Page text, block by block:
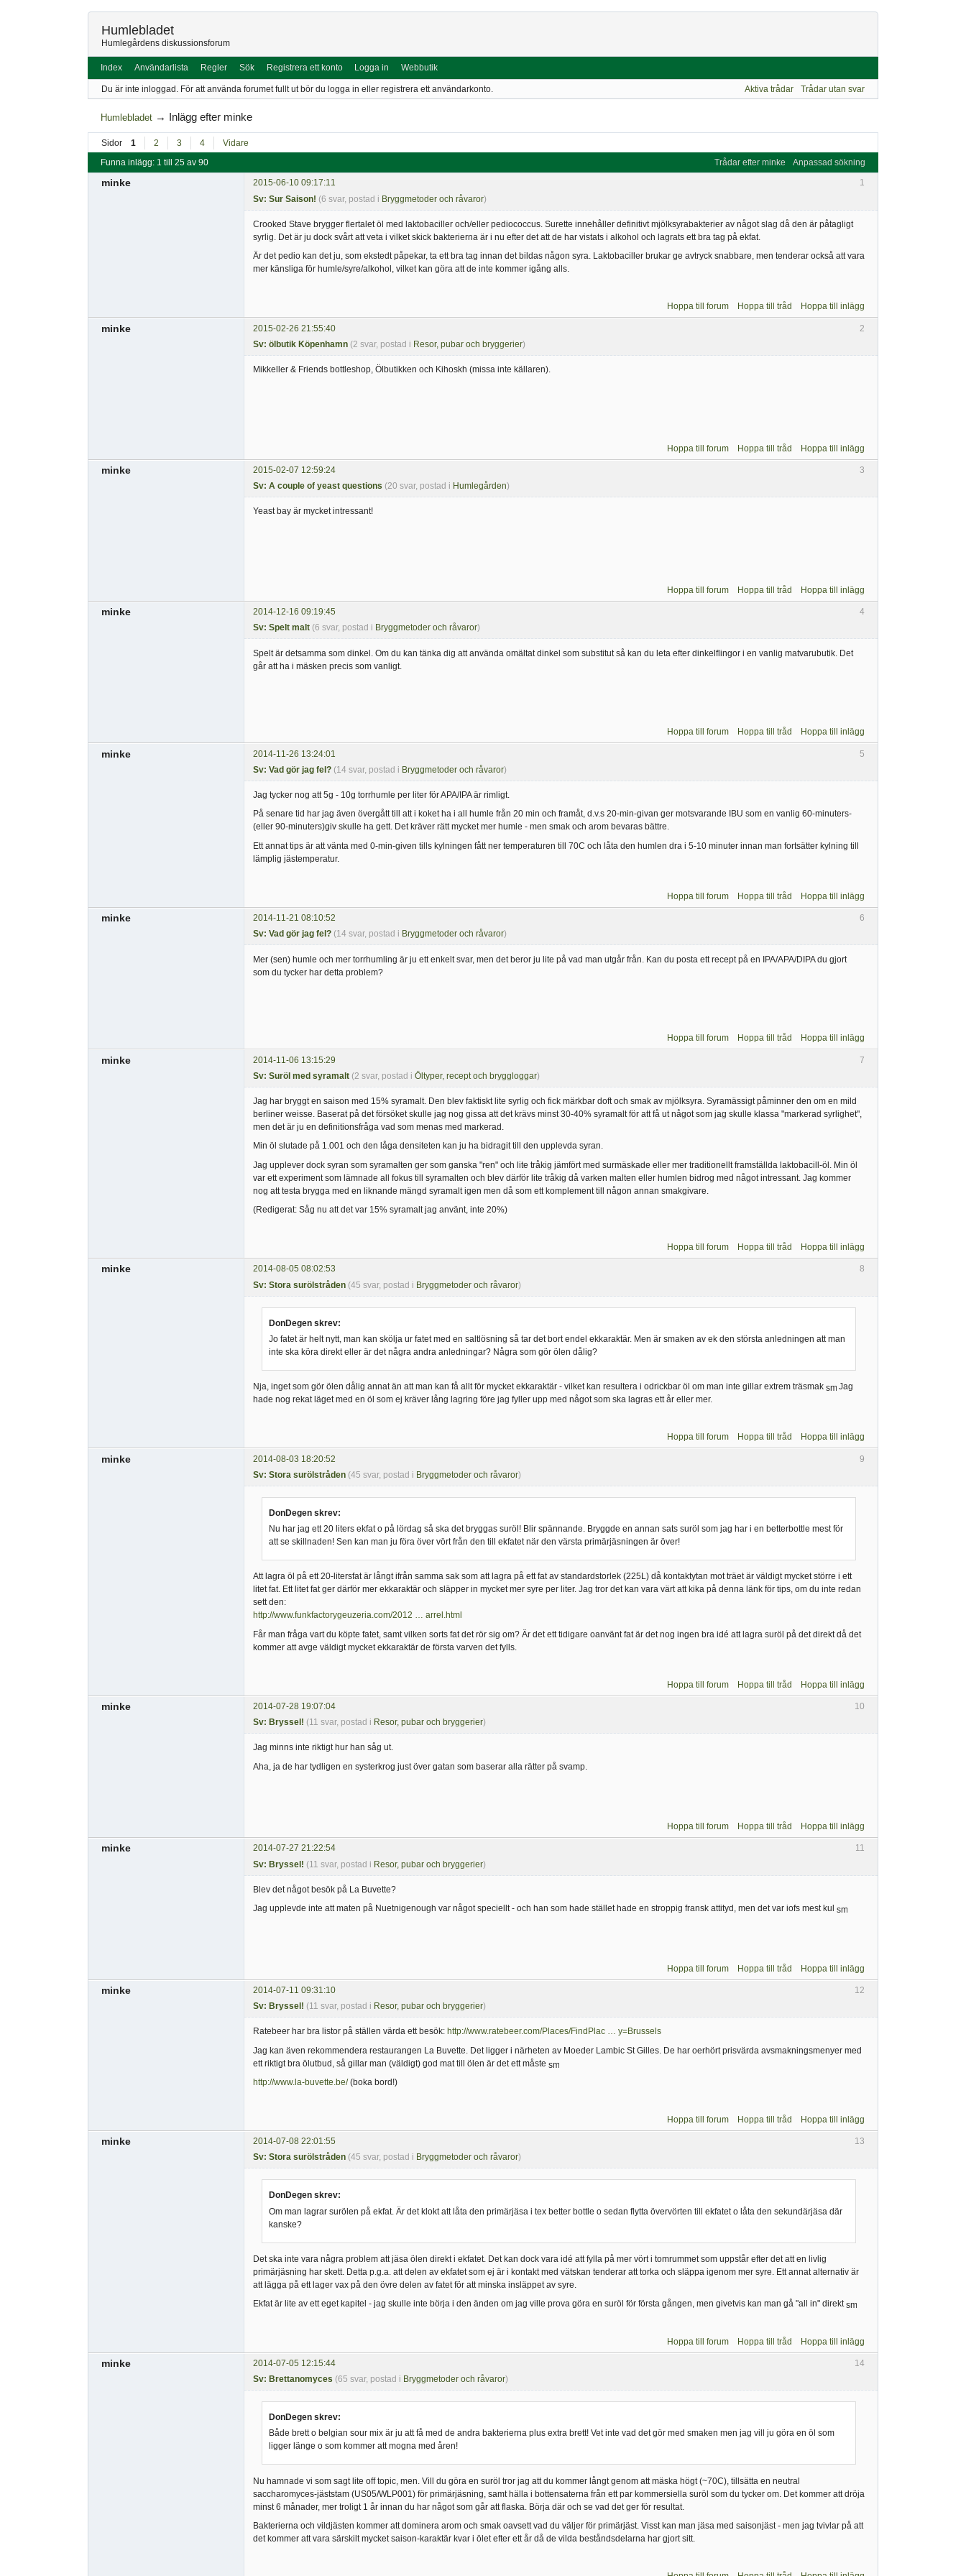
Humlebladet
Humlegårdens diskussionsforum
Index Användarlista Regler Sök Registrera ett konto Logga in Webbutik
Du är inte inloggad. För att använda forumet fullt ut bör du logga in eller registrera ett användarkonto. Aktiva trådar Trådar utan svar
Humlebladet → Inlägg efter minke
Sidor 1 2 3 4
Vidare
Trådar efter minke
Anpassad sökning
Funna inlägg: 1 till 25 av 90
1
minke
2015-06-10 09:17:11
Sv: Sur Saison! (6 svar, postad i Bryggmetoder och råvaror)
Crooked Stave brygger flertalet öl med laktobaciller och/eller pediococcus. Surette innehåller definitivt mjölksyrabakterier av något slag då den är påtagligt
syrlig. Det är ju dock svårt att veta i vilket skick bakterierna är i nu efter det att de har vistats i alkohol och lagrats ett bra tag på ekfat.
Är det pedio kan det ju, som ekstedt påpekar, ta ett bra tag innan det bildas någon syra. Laktobaciller brukar ge avtryck snabbare, men tenderar också att vara
mer känsliga för humle/syre/alkohol, vilket kan göra att de inte kommer igång alls.
Hoppa till forum Hoppa till tråd Hoppa till inlägg
2
minke
2015-02-26 21:55:40
Sv: ölbutik Köpenhamn (2 svar, postad i Resor, pubar och bryggerier)
Mikkeller & Friends bottleshop, Ölbutikken och Kihoskh (missa inte källaren).
Hoppa till forum Hoppa till tråd Hoppa till inlägg
3
minke
2015-02-07 12:59:24
Sv: A couple of yeast questions (20 svar, postad i Humlegården)
Yeast bay är mycket intressant!
Hoppa till forum Hoppa till tråd Hoppa till inlägg
4
minke
2014-12-16 09:19:45
Sv: Spelt malt (6 svar, postad i Bryggmetoder och råvaror)
Spelt är detsamma som dinkel. Om du kan tänka dig att använda omältat dinkel som substitut så kan du leta efter dinkelflingor i en vanlig matvarubutik. Det
går att ha i mäsken precis som vanligt.
Hoppa till forum Hoppa till tråd Hoppa till inlägg
5
minke
2014-11-26 13:24:01
Sv: Vad gör jag fel? (14 svar, postad i Bryggmetoder och råvaror)
Jag tycker nog att 5g - 10g torrhumle per liter för APA/IPA är rimligt.
På senare tid har jag även övergått till att i koket ha i all humle från 20 min och framåt, d.v.s 20-min-givan ger motsvarande IBU som en vanlig 60-minuters-
(eller 90-minuters)giv skulle ha gett. Det kräver rätt mycket mer humle - men smak och arom bevaras bättre.
Ett annat tips är att vänta med 0-min-given tills kylningen fått ner temperaturen till 70C och låta den humlen dra i 5-10 minuter innan man fortsätter kylning till
lämplig jästemperatur.
Hoppa till forum Hoppa till tråd Hoppa till inlägg
6
minke
2014-11-21 08:10:52
Sv: Vad gör jag fel? (14 svar, postad i Bryggmetoder och råvaror)
Mer (sen) humle och mer torrhumling är ju ett enkelt svar, men det beror ju lite på vad man utgår från. Kan du posta ett recept på en IPA/APA/DIPA du gjort
som du tycker har detta problem?
Hoppa till forum Hoppa till tråd Hoppa till inlägg
7
minke
2014-11-06 13:15:29
Sv: Suröl med syramalt (2 svar, postad i Öltyper, recept och bryggloggar)
Jag har bryggt en saison med 15% syramalt. Den blev faktiskt lite syrlig och fick märkbar doft och smak av mjölksyra. Syramässigt påminner den om en mild
berliner weisse. Baserat på det försöket skulle jag nog gissa att det krävs minst 30-40% syramalt för att få ut något som jag skulle klassa "markerad syrlighet",
men det är ju en definitionsfråga vad som menas med markerad.
Min öl slutade på 1.001 och den låga densiteten kan ju ha bidragit till den upplevda syran.
Jag upplever dock syran som syramalten ger som ganska "ren" och lite tråkig jämfört med surmäskade eller mer traditionellt framställda laktobacill-öl. Min öl
var ett experiment som lämnade all fokus till syramalten och blev därför lite tråkig då varken malten eller humlen bidrog med något intressant. Jag kommer
nog att testa brygga med en liknande mängd syramalt igen men då som ett komplement till någon annan smakgivare.
(Redigerat: Såg nu att det var 15% syramalt jag använt, inte 20%)
Hoppa till forum Hoppa till tråd Hoppa till inlägg
8
minke
2014-08-05 08:02:53
Sv: Stora surölstråden (45 svar, postad i Bryggmetoder och råvaror)
DonDegen skrev:
Jo fatet är helt nytt, man kan skölja ur fatet med en saltlösning så tar det bort endel ekkaraktär. Men är smaken av ek den största anledningen att man
inte ska köra direkt eller är det några andra anledningar? Några som gör ölen dålig?
Nja, inget som gör ölen dålig annat än att man kan få allt för mycket ekkaraktär - vilket kan resultera i odrickbar öl om man inte gillar extrem träsmak
Jag
hade nog rekat läget med en öl som ej kräver lång lagring före jag fyller upp med något som ska lagras ett år eller mer.
Hoppa till forum Hoppa till tråd Hoppa till inlägg
9
minke
2014-08-03 18:20:52
Sv: Stora surölstråden (45 svar, postad i Bryggmetoder och råvaror)
DonDegen skrev:
Nu har jag ett 20 liters ekfat o på lördag så ska det bryggas suröl! Blir spännande. Bryggde en annan sats suröl som jag har i en betterbottle mest för
att se skillnaden! Sen kan man ju föra över vört från den till ekfatet när den värsta primärjäsningen är över!
Att lagra öl på ett 20-litersfat är långt ifrån samma sak som att lagra på ett fat av standardstorlek (225L) då kontaktytan mot träet är väldigt mycket större i ett
litet fat. Ett litet fat ger därför mer ekkaraktär och släpper in mycket mer syre per liter. Jag tror det kan vara värt att kika på denna länk för tips, om du inte redan
sett den:
http://www.funkfactorygeuzeria.com/2012 … arrel.html
Får man fråga vart du köpte fatet, samt vilken sorts fat det rör sig om? Är det ett tidigare oanvänt fat är det nog ingen bra idé att lagra suröl på det direkt då det
kommer att avge väldigt mycket ekkaraktär de första varven det fylls.
Hoppa till forum Hoppa till tråd Hoppa till inlägg
10
minke
2014-07-28 19:07:04
Sv: Bryssel! (11 svar, postad i Resor, pubar och bryggerier)
Jag minns inte riktigt hur han såg ut.
Aha, ja de har tydligen en systerkrog just över gatan som baserar alla rätter på svamp.
Hoppa till forum Hoppa till tråd Hoppa till inlägg
11
minke
2014-07-27 21:22:54
Sv: Bryssel! (11 svar, postad i Resor, pubar och bryggerier)
Blev det något besök på La Buvette?
Jag upplevde inte att maten på Nuetnigenough var något speciellt - och han som hade stället hade en stroppig fransk attityd, men det var iofs mest kul
Hoppa till forum Hoppa till tråd Hoppa till inlägg
12
minke
2014-07-11 09:31:10
Sv: Bryssel! (11 svar, postad i Resor, pubar och bryggerier)
Ratebeer har bra listor på ställen värda ett besök: http://www.ratebeer.com/Places/FindPlac … y=Brussels
Jag kan även rekommendera restaurangen La Buvette. Det ligger i närheten av Moeder Lambic St Gilles. De har oerhört prisvärda avsmakningsmenyer med
ett riktigt bra ölutbud, så gillar man (väldigt) god mat till ölen är det ett måste
http://www.la-buvette.be/(boka bord!)
Hoppa till forum Hoppa till tråd Hoppa till inlägg
13
minke
2014-07-08 22:01:55
Sv: Stora surölstråden (45 svar, postad i Bryggmetoder och råvaror)
DonDegen skrev:
Om man lagrar surölen på ekfat. Är det klokt att låta den primärjäsa i tex better bottle o sedan flytta övervörten till ekfatet o låta den sekundärjäsa där
kanske?
Det ska inte vara några problem att jäsa ölen direkt i ekfatet. Det kan dock vara idé att fylla på mer vört i tomrummet som uppstår efter det att en livlig
primärjäsning har skett. Detta p.g.a. att delen av ekfatet som ej är i kontakt med vätskan tenderar att torka och släppa igenom mer syre. Ett annat alternativ är
att lägga på ett lager vax på den övre delen av fatet för att minska insläppet av syre.
Ekfat är lite av ett eget kapitel - jag skulle inte börja i den änden om jag ville prova göra en suröl för första gången, men givetvis kan man gå "all in" direkt
Hoppa till forum Hoppa till tråd Hoppa till inlägg
14
minke
2014-07-05 12:15:44
Sv: Brettanomyces (65 svar, postad i Bryggmetoder och råvaror)
DonDegen skrev:
Både brett o belgian sour mix är ju att få med de andra bakterierna plus extra brett! Vet inte vad det gör med smaken men jag vill ju göra en öl som
ligger länge o som kommer att mogna med åren!
Nu hamnade vi som sagt lite off topic, men. Vill du göra en suröl tror jag att du kommer långt genom att mäska högt (~70C), tillsätta en neutral
saccharomyces-jäststam (US05/WLP001) för primärjäsning, samt hälla i bottensaterna från ett par kommersiella suröl som du tycker om. Det kommer att dröja
minst 6 månader, mer troligt 1 år innan du har något som går att flaska. Börja där och se vad det ger för resultat.
Bakterierna och vildjästen kommer att dominera arom och smak oavsett vad du väljer för primärjäst. Visst kan man jäsa med saisonjäst - men jag tvivlar på att
det kommer att vara särskilt mycket saison-karaktär kvar i ölet efter ett år då de vilda beståndsdelarna har gjort sitt.